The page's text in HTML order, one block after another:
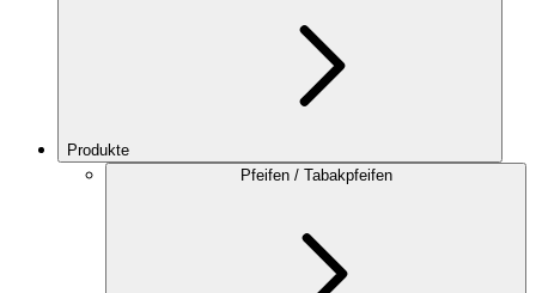
Produkte
Pfeifen / Tabakpfeifen